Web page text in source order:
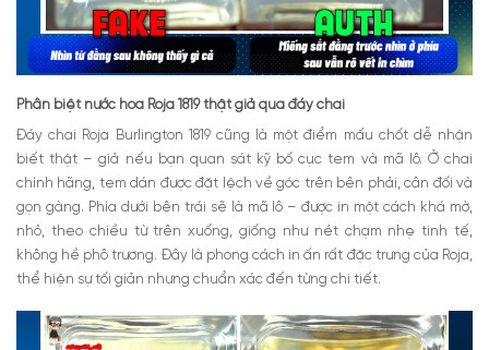
Phân biệt nước hoa Roja 1819 thật giả qua đáy chai
Đáy chai Roja Burlington 1819 cũng là một điểm mấu chốt dễ nhận
biết thật – giả nếu bạn quan sát kỹ bố cục tem và mã lô. Ở chai
chính hãng, tem dán được đặt lệch về góc trên bên phải, cân đối và
gọn gàng. Phía dưới bên trái sẽ là mã lô – được in một cách khá mờ,
nhỏ, theo chiều từ trên xuống, giống như nét chạm nhẹ tinh tế,
không hề phô trương. Đây là phong cách in ấn rất đặc trưng của Roja,
thể hiện sự tối giản nhưng chuẩn xác đến từng chi tiết.